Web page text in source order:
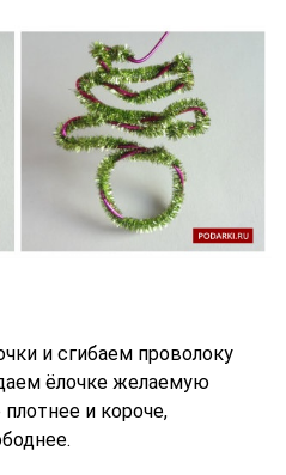
и сгибаем проволоку
ёлочке желаемую
и короче,